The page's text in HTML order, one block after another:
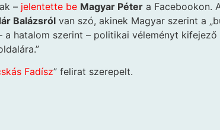
– jelentette be Magyar Péter a Facebookon.
Balázsról van szó, akinek Magyar szerint a
a hatalom szerint – politikai véleményt
Fadísz” felirat szerepelt.